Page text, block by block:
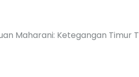
Maharani: Ketegangan Timur